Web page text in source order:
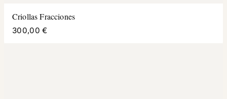
Criollas Fracciones
300,00 €